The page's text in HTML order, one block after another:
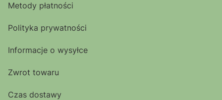
Metody płatności
Polityka prywatności
Informacje o wysyłce
Zwrot towaru
Czas dostawy